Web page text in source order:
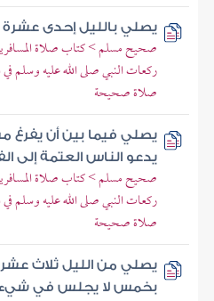
يصلي بالليل إحدى عشرة
صحيح مسلم > كتاب صلاة
ركعات النبي صلى الله عليه وسلم في
صلاة صحيحة
يصلي فيما بين أن يفرغ
يدعو الناس العتمة إلى
صحيح مسلم > كتاب صلاة
ركعات النبي صلى الله عليه وسلم في
صلاة صحيحة
يصلي من الليل ثلاث
بخمس لا يجلس في شيء